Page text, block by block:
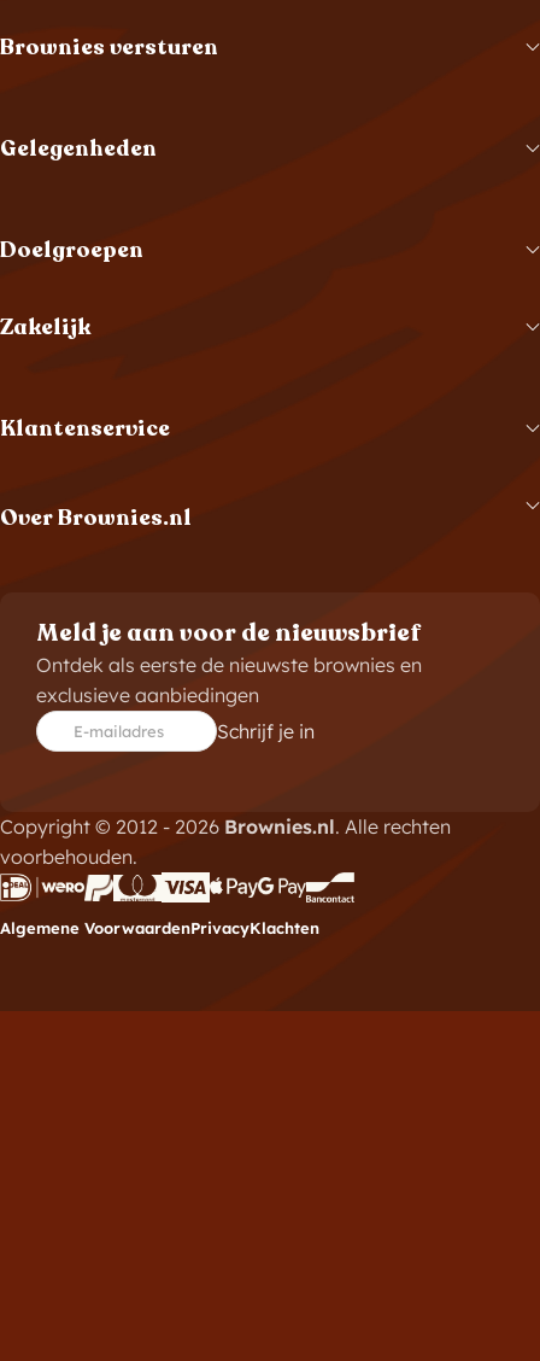
Brownies versturen
Gelegenheden
Doelgroepen
Zakelijk
Klantenservice
Over Brownies.nl
Meld je aan voor de nieuwsbrief
Ontdek als eerste de nieuwste brownies en
exclusieve aanbiedingen
E-mailadres Schrijf je in
Copyright © 2012 - 2026 Brownies.nl. Alle rechten
voorbehouden.
Algemene VoorwaardenPrivacyKlachten